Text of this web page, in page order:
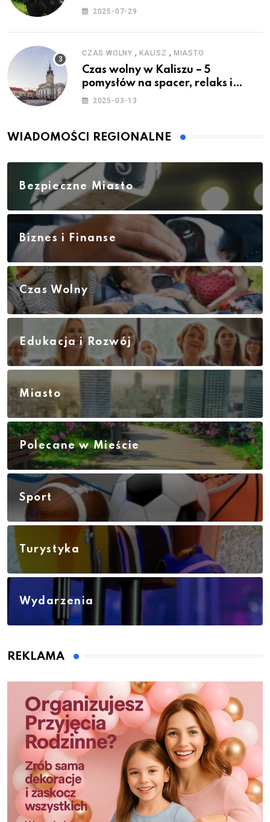
2025-07-29
CZAS WOLNY , KALISZ , MIASTO
Czas wolny w Kaliszu – 5
pomysłów na spacer, relaks i
rodzinne atrakcje
2025-03-13
WIADOMOŚCI REGIONALNE
Bezpieczne Miasto
Biznes i Finanse
Czas Wolny
Edukacja i Rozwój
Miasto
Polecane w Mieście
Sport
Turystyka
Wydarzenia
REKLAMA